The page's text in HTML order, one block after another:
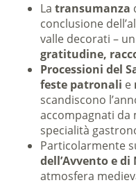
La transumanza
conclusione
valle decorati –
gratitudine,
Processioni del
feste patronali e
scandiscono
accompagnati da
specialità
Particolarmente
dell’Avvento e
atmosfera